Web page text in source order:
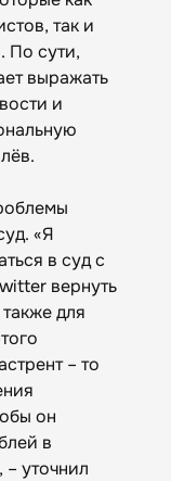
так и
По сути,
выражать
и
«Я
в суд с
вернуть
для
– то
он
в
– уточнил